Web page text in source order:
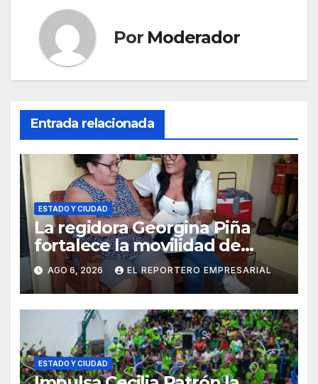
Por Moderador
Entrada relacionada
ESTADO Y CIUDAD
La regidora Georgina Piña
fortalece la movilidad de
adultos mayores con la
entrega de aparatos
ortopédicos
AGO 6, 2026 EL REPORTERO EMPRESARIAL
ESTADO Y CIUDAD